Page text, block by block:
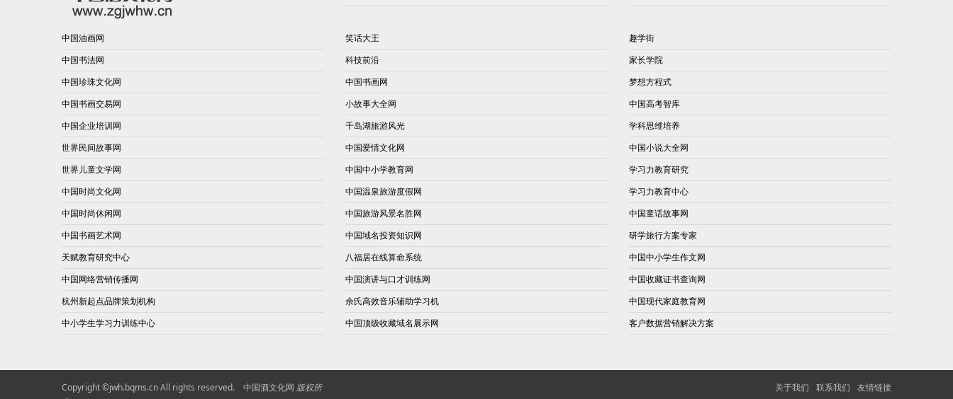
中国油画网
中国书法网
中国珍珠文化网
中国书画交易网
中国企业培训网
世界民间故事网
世界儿童文学网
中国时尚文化网
中国时尚休闲网
中国书画艺术网
天赋教育研究中心
中国网络营销传播网
杭州新起点品牌策划机构
中小学生学习力训练中心
笑话大王
科技前沿
中国书画网
小故事大全网
千岛湖旅游风光
中国爱情文化网
中国中小学教育网
中国温泉旅游度假网
中国旅游风景名胜网
中国域名投资知识网
八福居在线算命系统
中国演讲与口才训练网
余氏高效音乐辅助学习机
中国顶级收藏域名展示网
趣学街
家长学院
梦想方程式
中国高考智库
学科思维培养
中国小说大全网
学习力教育研究
学习力教育中心
中国童话故事网
研学旅行方案专家
中国中小学生作文网
中国收藏证书查询网
中国现代家庭教育网
客户数据营销解决方案
Copyright ©jwh.bqms.cn All rights reserved. 中国酒文化网 版权所
关于我们 联系我们 友情链接